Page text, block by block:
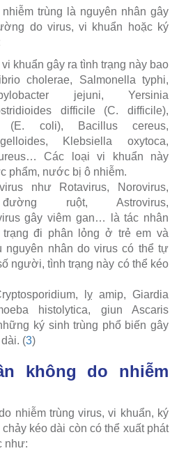
nhiễm trùng là nguyên nhân gây
do virus, vi khuẩn hoặc ký
khuẩn gây ra tình trạng này bao
cholerae, Salmonella typhi,
jejuni, Yersinia
difficile (C. difficile),
(E. coli), Bacillus cereus,
Klebsiella oxytoca,
Các loại vi khuẩn này
phẩm, nước bị ô nhiễm.
như Rotavirus, Norovirus,
đường ruột, Astrovirus,
gây viêm gan… là tác nhân
đi phân lỏng ở trẻ em và
nguyên nhân do virus có thể tự
người, tình trạng này có thể kéo
lỵ amip, Giardia
histolytica, giun Ascaris
ký sinh trùng phổ biến gây
(3)
không do nhiễm
nhiễm trùng virus, vi khuẩn, ký
kéo dài còn có thể xuất phát
như: